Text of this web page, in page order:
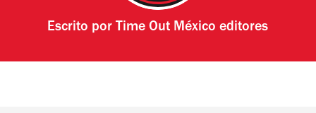
Escrito por Time Out México editores